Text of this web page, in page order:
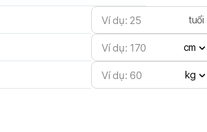
tuổi
cm
kg